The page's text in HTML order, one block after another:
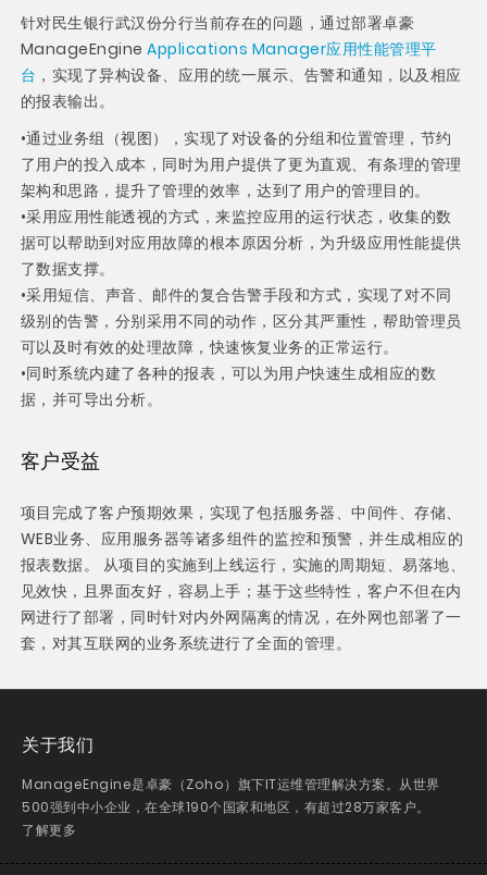
针对民生银行武汉份分行当前存在的问题，通过部署卓豪
ManageEngineApplications Manager应用性能管理平
台 ，实现了异构设备、应用的统一展示、告警和通知，以及相应
的报表输出。
•通过业务组（视图），实现了对设备的分组和位置管理，节约
了用户的投入成本，同时为用户提供了更为直观、有条理的管理
架构和思路，提升了管理的效率，达到了用户的管理目的。
•采用应用性能透视的方式，来监控应用的运行状态，收集的数
据可以帮助到对应用故障的根本原因分析，为升级应用性能提供
了数据支撑。
•采用短信、声音、邮件的复合告警手段和方式，实现了对不同
级别的告警，分别采用不同的动作，区分其严重性，帮助管理员
可以及时有效的处理故障，快速恢复业务的正常运行。
•同时系统内建了各种的报表，可以为用户快速生成相应的数
据，并可导出分析。
客户受益
项目完成了客户预期效果，实现了包括服务器、中间件、存储、
WEB业务、应用服务器等诸多组件的监控和预警，并生成相应的
报表数据。 从项目的实施到上线运行，实施的周期短、易落地、
见效快，且界面友好，容易上手；基于这些特性，客户不但在内
网进行了部署，同时针对内外网隔离的情况，在外网也部署了一
套，对其互联网的业务系统进行了全面的管理。
关于我们
ManageEngine是卓豪（Zoho）旗下IT运维管理解决方案。从世界
500强到中小企业，在全球190个国家和地区，有超过28万家客户。
了解更多